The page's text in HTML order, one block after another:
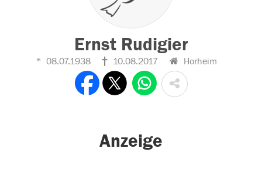
Ernst Rudigier
08.07.1938 10.08.2017 Horheim
Anzeige